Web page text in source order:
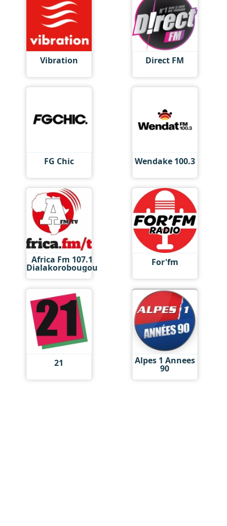
Vibration Direct FM
FG Chic Wendake 100.3
Africa Fm 107.1
Dialakorobougou For'fm
21 Alpes 1 Annees
90